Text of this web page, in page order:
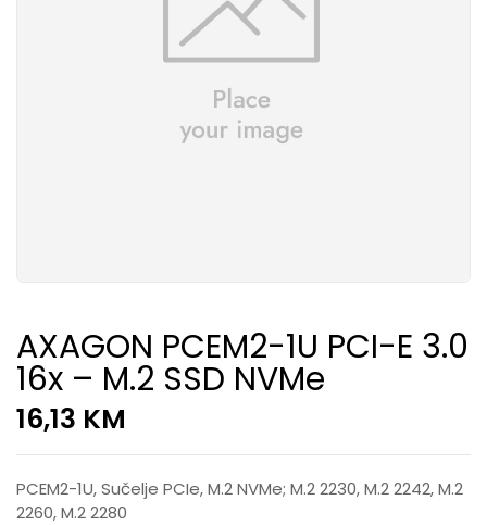
AXAGON PCEM2-1U PCI-E 3.0
16x – M.2 SSD NVMe
16,13 KM
PCEM2-1U, Sučelje PCIe, M.2 NVMe; M.2 2230, M.2 2242, M.2
2260, M.2 2280